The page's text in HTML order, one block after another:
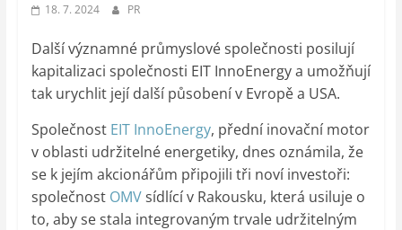
18. 7. 2024 PR
Další významné průmyslové společnosti posilují
kapitalizaci společnosti EIT InnoEnergy a umožňují
tak urychlit její další působení v Evropě a USA.
Společnost EIT InnoEnergy, přední inovační motor
v oblasti udržitelné energetiky, dnes oznámila, že
se k jejím akcionářům připojili tři noví investoři:
společnost OMVsídlící v Rakousku, která usiluje o
to, aby se stala integrovaným trvale udržitelným